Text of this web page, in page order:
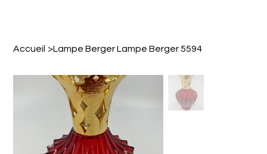
Accueil >Lampe Berger Lampe Berger 5594